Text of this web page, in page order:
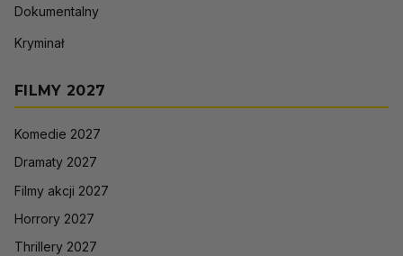
Dokumentalny
Kryminał
FILMY 2027
Komedie 2027
Dramaty 2027
Filmy akcji 2027
Horrory 2027
Thrillery 2027